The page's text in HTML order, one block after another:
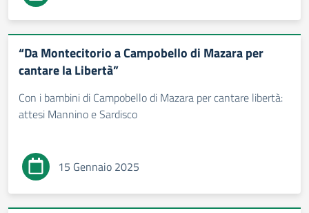
“Da Montecitorio a Campobello di Mazara per
cantare la Libertà”
Con i bambini di Campobello di Mazara per cantare libertà:
attesi Mannino e Sardisco
15 Gennaio 2025